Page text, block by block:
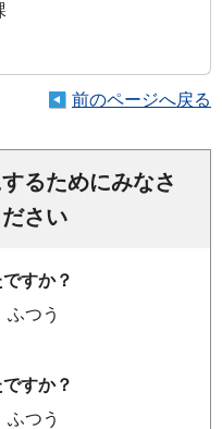
前のページへ戻る
るためにみなさ
さい
すか？
ふつう
すか？
ふつう